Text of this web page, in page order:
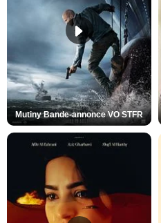
Mutiny Bande-annonce VO STFR